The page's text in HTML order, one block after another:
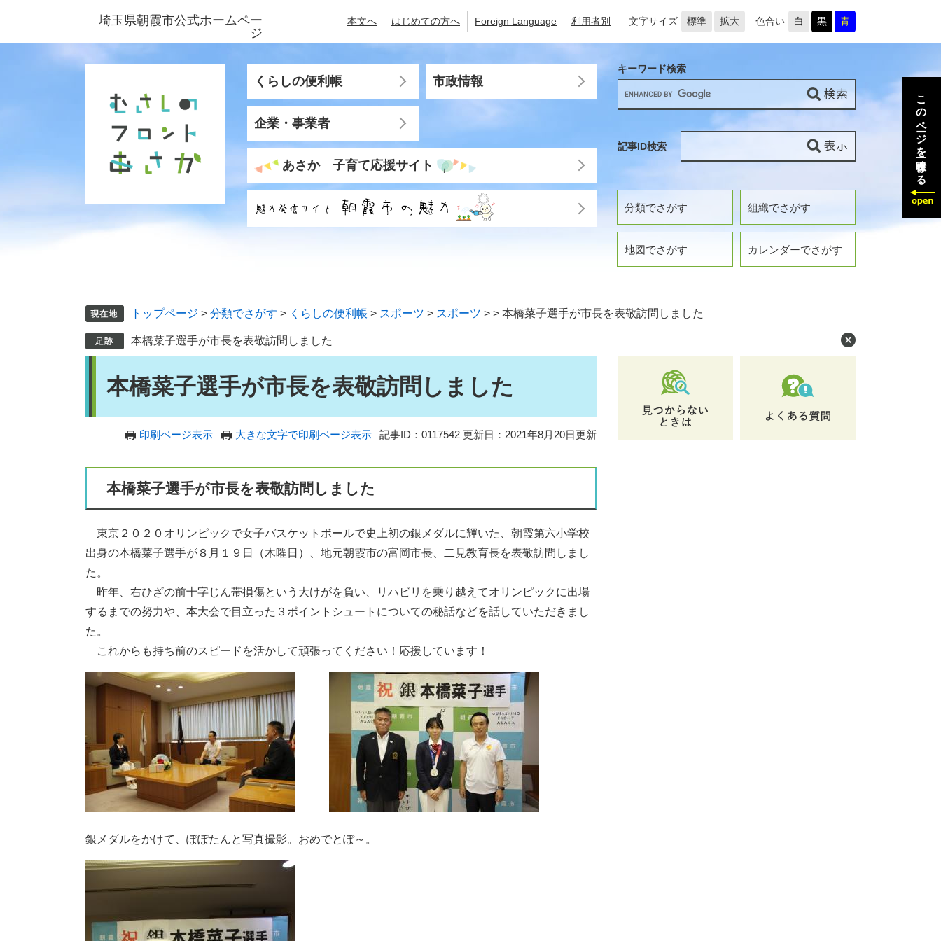
ジ
ュ
埼玉県朝霞市公式ホームペー
ジ
本文へ はじめての方へ Foreign Language 利用者別 文字サイズ 標準 拡大 色合い 白 黒 青
くらしの便利帳 市政情報
企業・事業者
あさか 子育て応援サイト
分類でさがす 組織でさがす
地図でさがす カレンダーでさがす
キーワード検索
記事ID検索
トップページ > 分類でさがす > くらしの便利帳 > スポーツ > スポーツ > > 本橋菜子選手が市長を表敬訪問しました
本橋菜子選手が市長を表敬訪問しました
本橋菜子選手が市長を表敬訪問しました
印刷ページ表示 大きな文字で印刷ページ表示 記事ID：0117542 更新日：2021年8月20日更新
本橋菜子選手が市長を表敬訪問しました
東京２０２０オリンピックで女子バスケットボールで史上初の銀メダルに輝いた、朝霞第六小学校
出身の本橋菜子選手が８月１９日（木曜日）、地元朝霞市の富岡市長、二見教育長を表敬訪問しまし
た。
昨年、右ひざの前十字じん帯損傷という大けがを負い、リハビリを乗り越えてオリンピックに出場
するまでの努力や、本大会で目立った３ポイントシュートについての秘話などを話していただきまし
た。
これからも持ち前のスピードを活かして頑張ってください！応援しています！
銀メダルをかけて、ぽぽたんと写真撮影。おめでとぽ～。
このページを一時保存する